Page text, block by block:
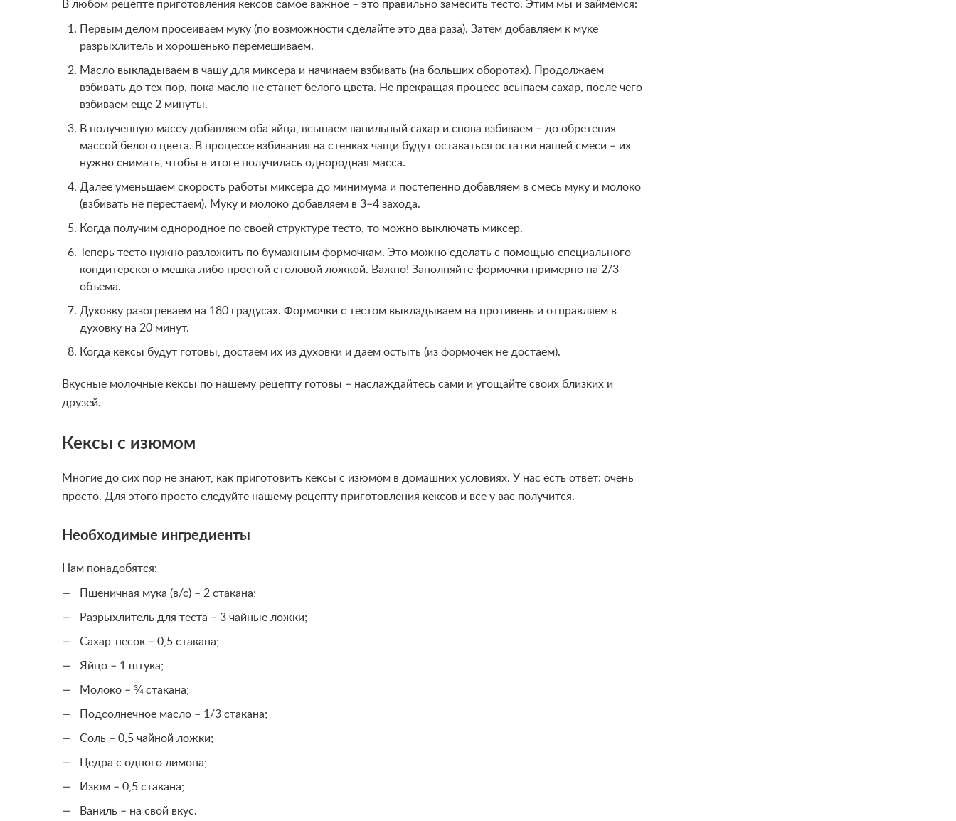
В любом рецепте приготовления кексов самое важное – это правильно замесить тесто. Этим мы и займемся:
Первым делом просеиваем муку (по возможности сделайте это два раза). Затем добавляем к муке
разрыхлитель и хорошенько перемешиваем.
Масло выкладываем в чашу для миксера и начинаем взбивать (на больших оборотах). Продолжаем
взбивать до тех пор, пока масло не станет белого цвета. Не прекращая процесс всыпаем сахар, после чего
взбиваем еще 2 минуты.
В полученную массу добавляем оба яйца, всыпаем ванильный сахар и снова взбиваем – до обретения
массой белого цвета. В процессе взбивания на стенках чащи будут оставаться остатки нашей смеси – их
нужно снимать, чтобы в итоге получилась однородная масса.
Далее уменьшаем скорость работы миксера до минимума и постепенно добавляем в смесь муку и молоко
(взбивать не перестаем). Муку и молоко добавляем в 3–4 захода.
Когда получим однородное по своей структуре тесто, то можно выключать миксер.
Теперь тесто нужно разложить по бумажным формочкам. Это можно сделать с помощью специального
кондитерского мешка либо простой столовой ложкой. Важно! Заполняйте формочки примерно на 2/3
объема.
Духовку разогреваем на 180 градусах. Формочки с тестом выкладываем на противень и отправляем в
духовку на 20 минут.
Когда кексы будут готовы, достаем их из духовки и даем остыть (из формочек не достаем).
Вкусные молочные кексы по нашему рецепту готовы – наслаждайтесь сами и угощайте своих близких и
друзей.
Кексы с изюмом
Многие до сих пор не знают, как приготовить кексы с изюмом в домашних условиях. У нас есть ответ: очень
просто. Для этого просто следуйте нашему рецепту приготовления кексов и все у вас получится.
Необходимые ингредиенты
Нам понадобятся:
Пшеничная мука (в/с) – 2 стакана;
Разрыхлитель для теста – 3 чайные ложки;
Сахар-песок – 0,5 стакана;
Яйцо – 1 штука;
Молоко – ¾ стакана;
Подсолнечное масло – 1/3 стакана;
Соль – 0,5 чайной ложки;
Цедра с одного лимона;
Изюм – 0,5 стакана;
Ваниль – на свой вкус.